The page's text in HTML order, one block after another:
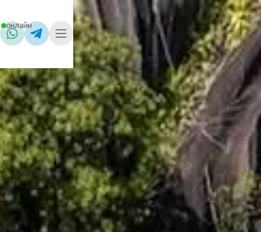
онлайн